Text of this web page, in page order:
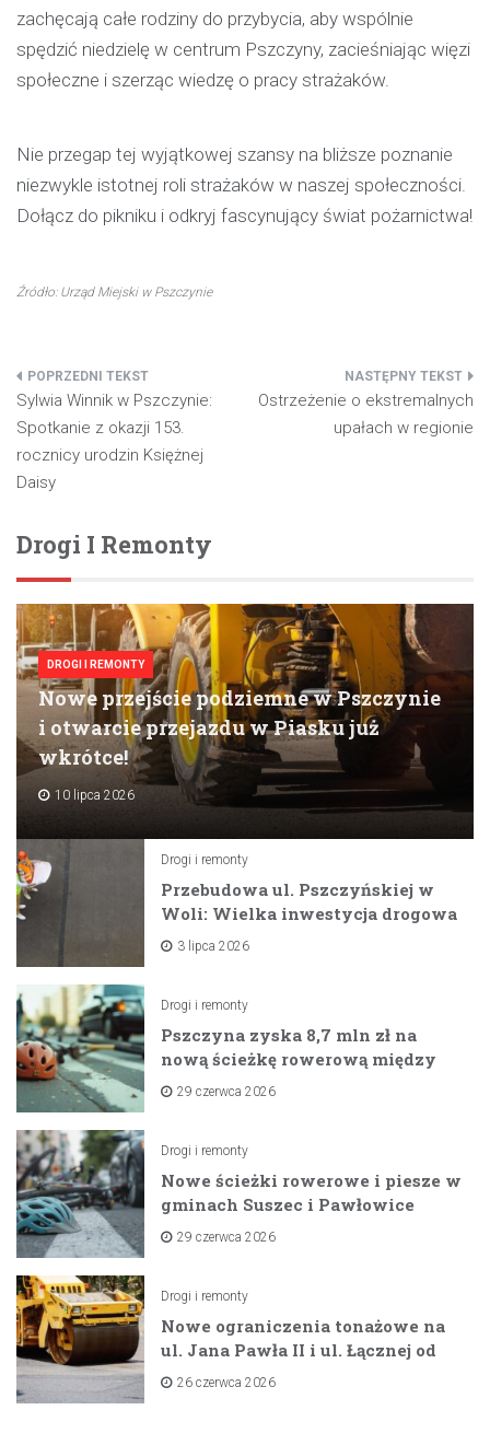
zachęcają całe rodziny do przybycia, aby wspólnie
spędzić niedzielę w centrum Pszczyny, zacieśniając więzi
społeczne i szerząc wiedzę o pracy strażaków.
Nie przegap tej wyjątkowej szansy na bliższe poznanie
niezwykle istotnej roli strażaków w naszej społeczności.
Dołącz do pikniku i odkryj fascynujący świat pożarnictwa!
Źródło: Urząd Miejski w Pszczynie
Nawigacja
wpisu
Sylwia Winnik w Pszczynie:
Spotkanie z okazji 153.
rocznicy urodzin Księżnej
Daisy
Ostrzeżenie o ekstremalnych
upałach w regionie
Drogi I Remonty
DROGI I REMONTY
Nowe przejście podziemne w Pszczynie
i otwarcie przejazdu w Piasku już
wkrótce!
10 lipca 2026
Drogi i remonty
Przebudowa ul. Pszczyńskiej w
Woli: Wielka inwestycja drogowa
na horyzoncie
3 lipca 2026
Drogi i remonty
Pszczyna zyska 8,7 mln zł na
nową ścieżkę rowerową między
zaporami
29 czerwca 2026
Drogi i remonty
Nowe ścieżki rowerowe i piesze w
gminach Suszec i Pawłowice
dzięki unijnemu wsparciu
29 czerwca 2026
Drogi i remonty
Nowe ograniczenia tonażowe na
ul. Jana Pawła II i ul. Łącznej od
lipca 2026 roku
26 czerwca 2026